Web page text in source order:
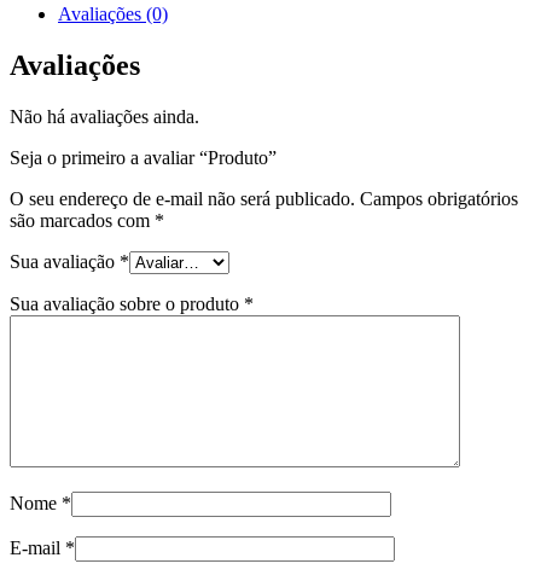
Avaliações (0)
Avaliações
Não há avaliações ainda.
Seja o primeiro a avaliar “Produto”
O seu endereço de e-mail não será publicado. Campos obrigatórios
são marcados com *
Sua avaliação *
Sua avaliação sobre o produto *
Nome *
E-mail *